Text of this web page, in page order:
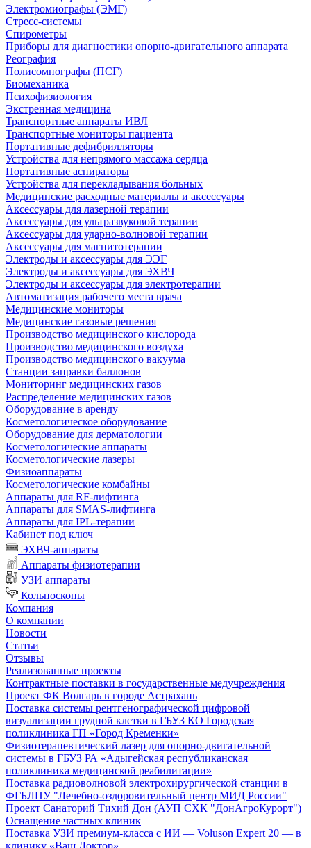
Электромиографы (ЭМГ)
Стресс-системы
Спирометры
Приборы для диагностики опорно-двигательного аппарата
Реография
Полисомнографы (ПСГ)
Биомеханика
Психофизиология
Экстренная медицина
Транспортные аппараты ИВЛ
Транспортные мониторы пациента
Портативные дефибрилляторы
Устройства для непрямого массажа сердца
Портативные аспираторы
Устройства для перекладывания больных
Медицинские расходные материалы и аксессуары
Аксессуары для лазерной терапии
Аксессуары для ультразвуковой терапии
Аксессуары для ударно-волновой терапии
Аксессуары для магнитотерапии
Электроды и аксессуары для ЭЭГ
Электроды и аксессуары для ЭХВЧ
Электроды и аксессуары для электротерапии
Автоматизация рабочего места врача
Медицинские мониторы
Медицинские газовые решения
Производство медицинского кислорода
Производство медицинского воздуха
Производство медицинского вакуума
Станции заправки баллонов
Мониторинг медицинских газов
Распределение медицинских газов
Оборудование в аренду
Косметологическое оборудование
Оборудование для дерматологии
Косметологические аппараты
Косметологические лазеры
Физиоаппараты
Косметологические комбайны
Аппараты для RF-лифтинга
Аппараты для SMAS-лифтинга
Аппараты для IPL-терапии
Кабинет под ключ
ЭХВЧ-аппараты
Аппараты физиотерапии
УЗИ аппараты
Кольпоскопы
Компания
О компании
Новости
Статьи
Отзывы
Реализованные проекты
Контрактные поставки в государственные медучреждения
Проект ФК Волгарь в городе Астрахань
Поставка системы рентгенографической цифровой
визуализации грудной клетки в ГБУЗ КО Городская
поликлиника ГП «Город Кременки»
Физиотерапевтический лазер для опорно-двигательной
системы в ГБУЗ РА «Адыгейская республиканская
поликлиника медицинской реабилитации»
Поставка радиоволновой электрохирургической станции в
ФГБЛПУ "Лечебно-оздоровительный центр МИД России"
Проект Санаторий Тихий Дон (АУП СХК "ДонАгроКурорт")
Оснащение частных клиник
Поставка УЗИ премиум-класса с ИИ — Voluson Expert 20 — в
клинику «Ваш Доктор»